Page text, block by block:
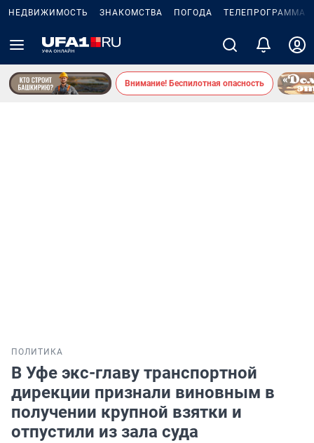
НЕДВИЖИМОСТЬ ЗНАКОМСТВА ПОГОДА ТЕЛЕПРОГРАММА
Внимание! Беспилотная опасность
ПОЛИТИКА
В Уфе экс-главу транспортной
дирекции признали виновным в
получении крупной взятки и
отпустили из зала суда